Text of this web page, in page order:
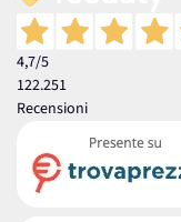
4,7/5
122.251
Recensioni